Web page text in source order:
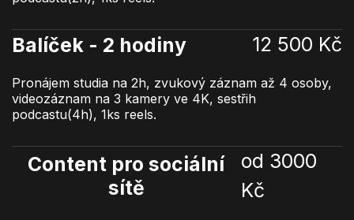
Balíček - 2 hodiny 12 500 Kč
Pronájem studia na 2h, zvukový záznam až 4 osoby,
videozáznam na 3 kamery ve 4K, sestřih
podcastu(4h), 1ks reels.
Content pro sociální
sítě
od 3000
Kč